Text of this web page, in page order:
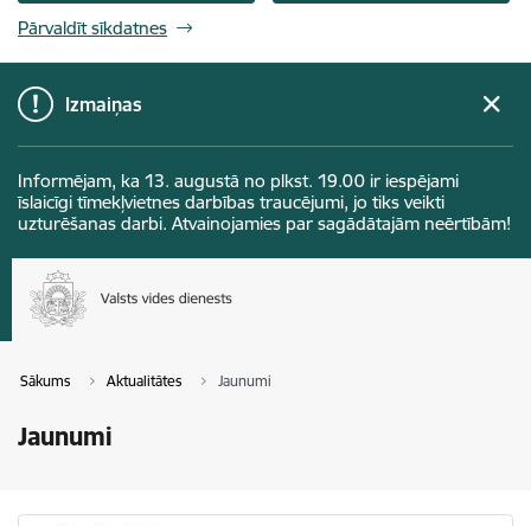
Pārvaldīt sīkdatnes
Izmaiņas
Informējam, ka 13. augustā no plkst. 19.00 ir iespējami
īslaicīgi tīmekļvietnes darbības traucējumi, jo tiks veikti
uzturēšanas darbi. Atvainojamies par sagādātajām neērtībām!
Sākums Aktualitātes Jaunumi
Jaunumi